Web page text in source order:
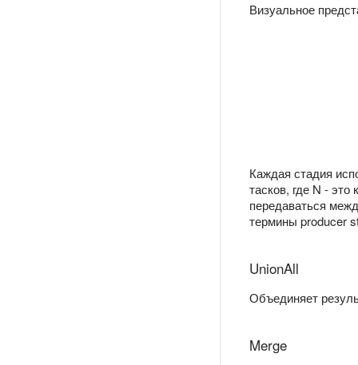
Визуальное
Каждая стадия
тасков, где N -
передаваться
термины producer
UnionAll
Объединяет
Merge